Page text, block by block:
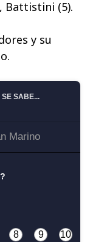
Battistini (5).
y su